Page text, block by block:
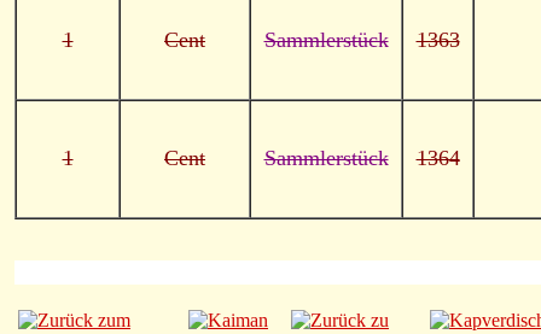
1 Cent Sammlerstück 1363
1 Cent Sammlerstück 1364